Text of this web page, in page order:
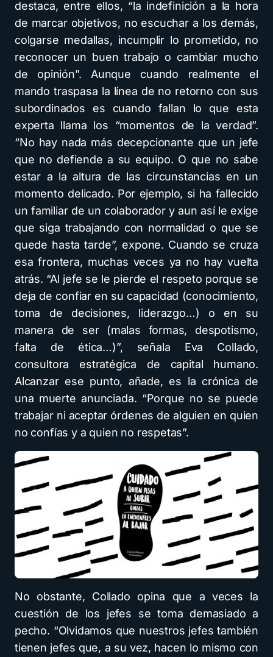
destaca, entre ellos, “la indefinición a la hora
de marcar objetivos, no escuchar a los demás,
colgarse medallas, incumplir lo prometido, no
reconocer un buen trabajo o cambiar mucho
de opinión”. Aunque cuando realmente el
mando traspasa la línea de no retorno con sus
subordinados es cuando fallan lo que esta
experta llama los “momentos de la verdad”.
“No hay nada más decepcionante que un jefe
que no defiende a su equipo. O que no sabe
estar a la altura de las circunstancias en un
momento delicado. Por ejemplo, si ha fallecido
un familiar de un colaborador y aun así le exige
que siga trabajando con normalidad o que se
quede hasta tarde”, expone. Cuando se cruza
esa frontera, muchas veces ya no hay vuelta
atrás. “Al jefe se le pierde el respeto porque se
deja de confiar en su capacidad (conocimiento,
toma de decisiones, liderazgo…) o en su
manera de ser (malas formas, despotismo,
falta de ética…)”, señala Eva Collado,
consultora estratégica de capital humano.
Alcanzar ese punto, añade, es la crónica de
una muerte anunciada. “Porque no se puede
trabajar ni aceptar órdenes de alguien en quien
no confías y a quien no respetas”.
No obstante, Collado opina que a veces la
cuestión de los jefes se toma demasiado a
pecho. “Olvidamos que nuestros jefes también
tienen jefes que, a su vez, hacen lo mismo con